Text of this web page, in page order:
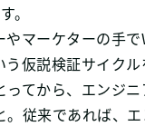
。
マーケターの手
仮説検証サイク
てから、エンジ
従来であれば、